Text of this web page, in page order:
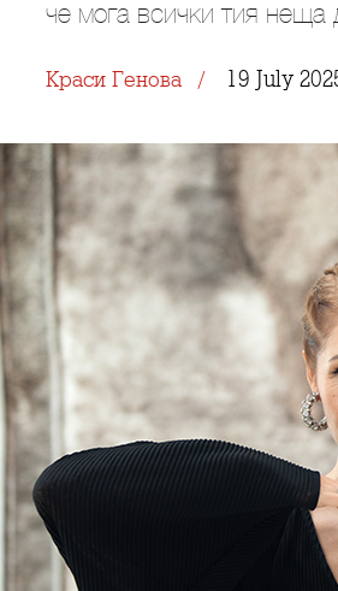
че мога всички тия неща
Краси Генова 19 July